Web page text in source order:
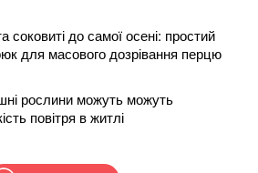
соковиті до самої осені: простий
для масового дозрівання перцю
рослини можуть можуть
повітря в житлі